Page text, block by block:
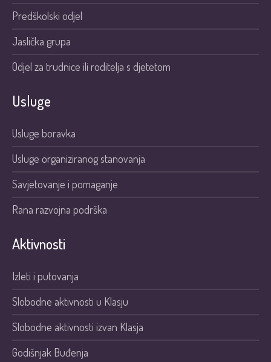
Predškolski odjel
Jaslička grupa
Odjel za trudnice ili roditelja s djetetom
Usluge
Usluge boravka
Usluge organiziranog stanovanja
Savjetovanje i pomaganje
Rana razvojna podrška
Aktivnosti
Izleti i putovanja
Slobodne aktivnosti u Klasju
Slobodne aktivnosti izvan Klasja
Godišnjak Buđenja